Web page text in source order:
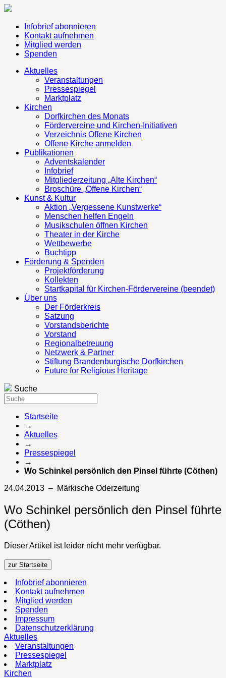
Infobrief abonnieren
Kontakt aufnehmen
Mitglied werden
Spenden
Aktuelles
Veranstaltungen
Pressespiegel
Marktplatz
Kirchen
Dorfkirchen des Monats
Fördervereine und Kirchen-Initiativen
Verzeichnis Offene Kirchen
Offene Kirche anmelden
Publikationen
Adventskalender
Infobrief
Mitgliederzeitung „Alte Kirchen“
Broschüre „Offene Kirchen“
Kunst & Kultur
Aktion „Vergessene Kunstwerke“
Menschen helfen Engeln
Musikschulen öffnen Kirchen
Theater in der Kirche
Wettbewerbe
Buchtipp
Förderung & Spenden
Projektförderung
Kollekten
Startkapital für Kirchen-Fördervereine (beendet)
Über uns
Der Förderkreis
Satzung
Vorstandsberichte
Vorstand
Regionalbetreuung
Netzwerk & Partner
Stiftung Brandenburgische Dorfkirchen
Future for Religious Heritage
Suche
Startseite
→
Aktuelles
→
Pressespiegel
→
Wo Schinkel persönlich den Pinsel führte (Cöthen)
24.04.2013 – Märkische Oderzeitung
Wo Schinkel persönlich den Pinsel führte
(Cöthen)
Dieser Artikel ist leider nicht mehr verfügbar.
zur Startseite
Infobrief abonnieren
Kontakt aufnehmen
Mitglied werden
Spenden
Impressum
Datenschutzerklärung
Aktuelles
Veranstaltungen
Pressespiegel
Marktplatz
Kirchen